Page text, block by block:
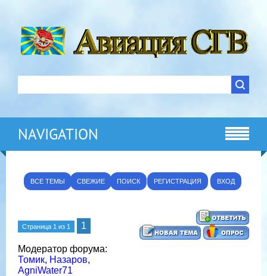
NAVIGATION
ВСЕ ТЕМЫ СВЕЖИЕ ПОИСК РЕГИСТРАЦИЯ ВХОД
Страница 1 из 1 1
Модератор форума:
Томик, Назаров,
AgniWater71